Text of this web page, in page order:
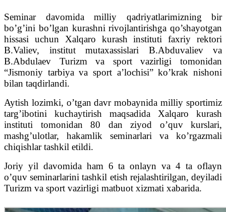
Seminar davomida milliy qadriyatlarimizning bir
bo’g’ini bo’lgan kurashni rivojlantirishga qo’shayotgan
hissasi uchun Xalqaro kurash instituti faxriy rektori
B.Valiev, institut mutaxassislari B.Abduvaliev va
B.Abdulaev Turizm va sport vazirligi tomonidan
“Jismoniy tarbiya va sport a’lochisi” ko’krak nishoni
bilan taqdirlandi.
Aytish lozimki, o’tgan davr mobaynida milliy sportimiz
targ’ibotini kuchaytirish maqsadida Xalqaro kurash
instituti tomonidan 80 dan ziyod o’quv kurslari,
mashg’ulotlar, hakamlik seminarlari va ko’rgazmali
chiqishlar tashkil etildi.
Joriy yil davomida ham 6 ta onlayn va 4 ta oflayn
o’quv seminarlarini tashkil etish rejalashtirilgan, deyiladi
Turizm va sport vazirligi matbuot xizmati xabarida.